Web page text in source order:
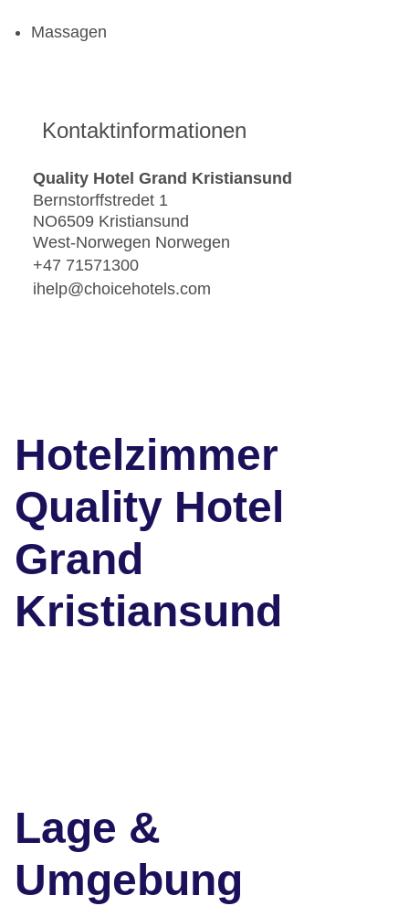
Massagen
Kontaktinformationen
Quality Hotel Grand Kristiansund
Bernstorffstredet 1
NO6509 Kristiansund
West-Norwegen Norwegen
+47 71571300
ihelp@choicehotels.com
Hotelzimmer
Quality Hotel
Grand
Kristiansund
Lage &
Umgebung